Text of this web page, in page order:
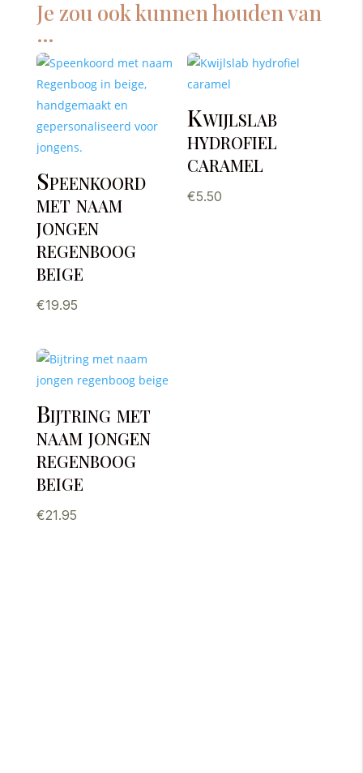
Je zou ook kunnen houden van
…
Speenkoord
met naam
jongen
regenboog
beige
€19.95
Kwijlslab
hydrofiel
caramel
€5.50
Bijtring met
naam jongen
regenboog
beige
€21.95